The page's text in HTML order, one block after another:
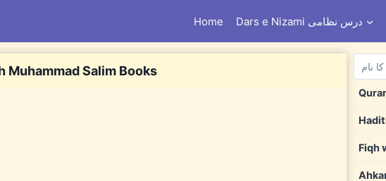
Home Dars e Nizami درس نظامی
Muhammad Salim Books